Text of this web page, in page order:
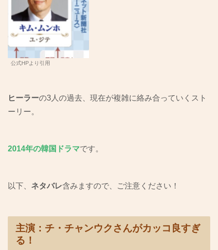
公式HPより引用
ヒーラーの3人の過去、現在が複雑に絡み合っていくスト
ーリー。
2014年の韓国ドラマです。
以下、 ネタバレ含みますので、ご注意ください！
主演：チ・チャンウクさんがカッコ良すぎ
る！